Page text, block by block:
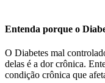
Entenda porque o
O Diabetes mal
delas é a dor crônica.
condição crônica que